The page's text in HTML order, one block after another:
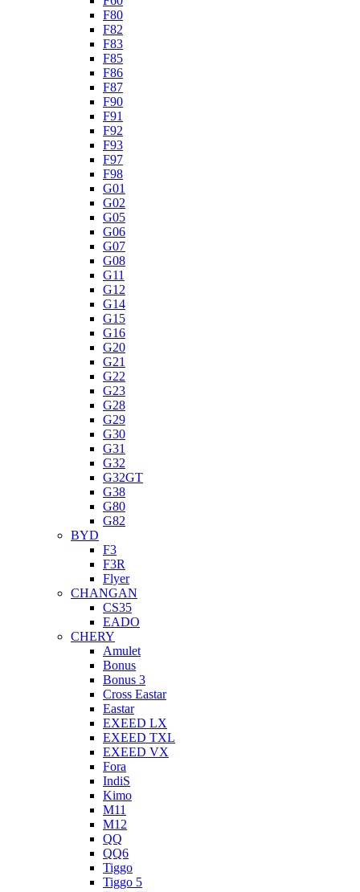
F80
F82
F83
F85
F86
F87
F90
F91
F92
F93
F97
F98
G01
G02
G05
G06
G07
G08
G11
G12
G14
G15
G16
G20
G21
G22
G23
G28
G29
G30
G31
G32
G32GT
G38
G80
G82
BYD
F3
F3R
Flyer
CHANGAN
CS35
EADO
CHERY
Amulet
Bonus
Bonus 3
Cross Eastar
Eastar
EXEED LX
EXEED TXL
EXEED VX
Fora
IndiS
Kimo
M11
M12
QQ
QQ6
Tiggo
Tiggo 5